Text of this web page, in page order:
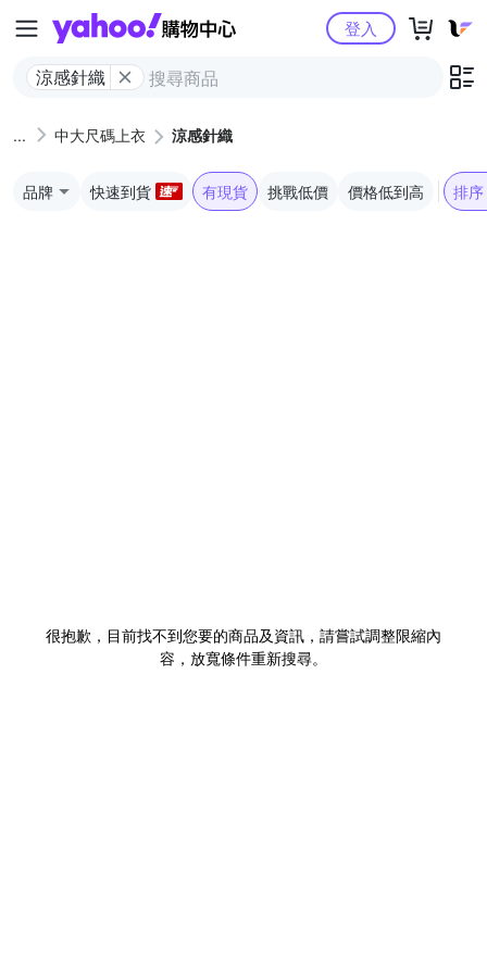
Yahoo購物中心
涼感針織
登入
中大尺碼上衣 涼感針織
品牌 快速到貨 有現貨 挑戰低價 價格低到高 排序
很抱歉，目前找不到您要的商品及資訊，請嘗試調整限縮內
容，放寬條件重新搜尋。